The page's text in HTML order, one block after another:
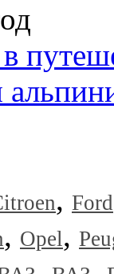
, Ford
, Opel,